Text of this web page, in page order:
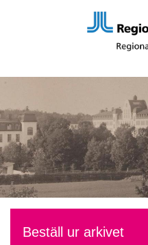
Beställ ur arkivet